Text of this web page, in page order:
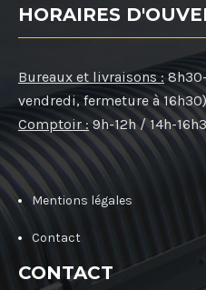
HORAIRES
Bureaux et livraisons :
vendredi, fermeture à 16h30)
Comptoir : 9h-12h / 14h-
Mentions légales
Contact
CONTACT